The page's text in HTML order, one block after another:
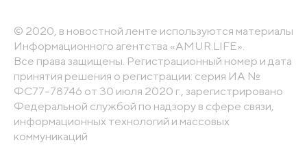
© 2020, в новостной ленте используются материалы
Информационного агентства «AMUR.LIFE».
Все права защищены. Регистрационный номер и дата
принятия решения о регистрации: серия ИА №
ФС77-78746 от 30 июля 2020 г., зарегистрировано
Федеральной службой по надзору в сфере связи,
информационных технологий и массовых
коммуникаций